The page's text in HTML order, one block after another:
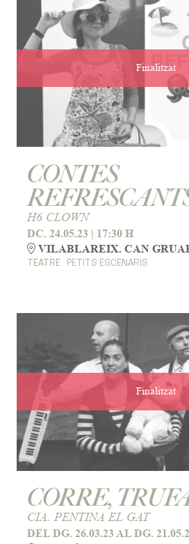
Finalitzat
CONTES
H6 CLOWN
DC. 24.05.23 | 17:30 H
VILABLAREIX. CAN
TEATRE PETITS ESCENARIS
Finalitzat
CORRE,
CIA. PENTINA EL GAT
DEL DG. 26.03.23 AL DG.